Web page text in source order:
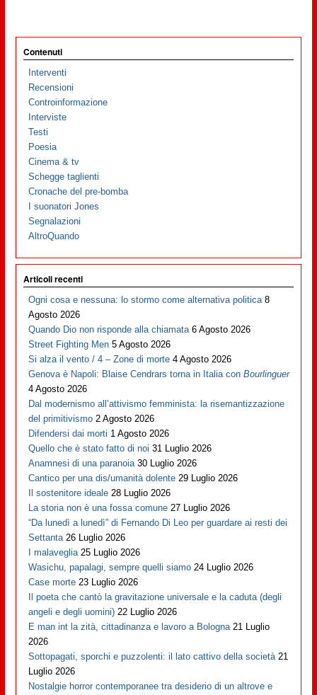
Contenuti
Interventi
Recensioni
Controinformazione
Interviste
Testi
Poesia
Cinema & tv
Schegge taglienti
Cronache del pre-bomba
I suonatori Jones
Segnalazioni
AltroQuando
Articoli recenti
Ogni cosa e nessuna: lo stormo come alternativa politica 8
Agosto 2026
Quando Dio non risponde alla chiamata 6 Agosto 2026
Street Fighting Men 5 Agosto 2026
Si alza il vento / 4 – Zone di morte 4 Agosto 2026
Genova è Napoli: Blaise Cendrars torna in Italia conBourlinguer
4 Agosto 2026
Dal modernismo all’attivismo femminista: la risemantizzazione
del primitivismo 2 Agosto 2026
Difendersi dai morti 1 Agosto 2026
Quello che è stato fatto di noi 31 Luglio 2026
Anamnesi di una paranoia 30 Luglio 2026
Cantico per una dis/umanità dolente 29 Luglio 2026
Il sostenitore ideale 28 Luglio 2026
La storia non è una fossa comune 27 Luglio 2026
“Da lunedì a lunedì” di Fernando Di Leo per guardare ai resti dei
Settanta 26 Luglio 2026
I malaveglia 25 Luglio 2026
Wasichu, papalagi, sempre quelli siamo 24 Luglio 2026
Case morte 23 Luglio 2026
Il poeta che cantò la gravitazione universale e la caduta (degli
angeli e degli uomini) 22 Luglio 2026
E man int la zità, cittadinanza e lavoro a Bologna 21 Luglio
2026
Sottopagati, sporchi e puzzolenti: il lato cattivo della società 21
Luglio 2026
Nostalgie horror contemporanee tra desiderio di un altrove e